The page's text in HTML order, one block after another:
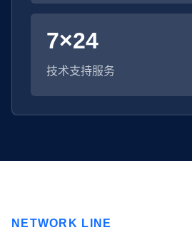
7×24
技术支持服务
NETWORK LINE